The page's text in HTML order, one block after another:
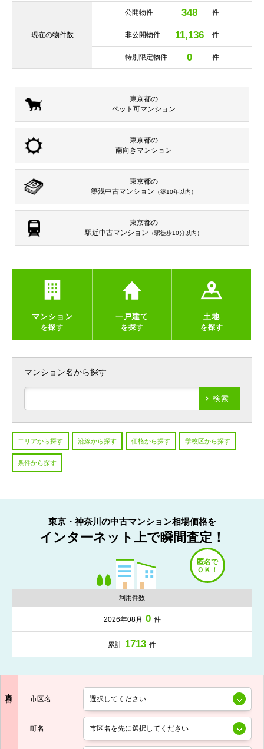
現在の物件数
公開物件 348 件
非公開物件 11,136 件
特別限定物件 0 件
東京都の
ペット可マンション
東京都の
南向き マンション
東京都の
築浅中古マンション （築10年以内）
東京都の
駅近中古マンション （駅徒歩10分以内）
マンション
を探す
一戸建て
を探す
土地
を探す
マンション名から探す
検索
エリアから探す 沿線から探す 価格から探す 学校区から探す
条件から探す
東京・神奈川の中古マンション相場価格を
インターネット上で瞬間査定！
利用件数
2026年08月 0 件
累計 1713 件
市区名
町名